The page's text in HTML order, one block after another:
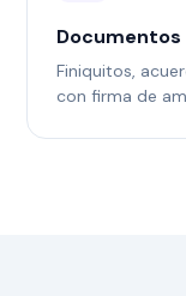
Finiquitos,
con firma de